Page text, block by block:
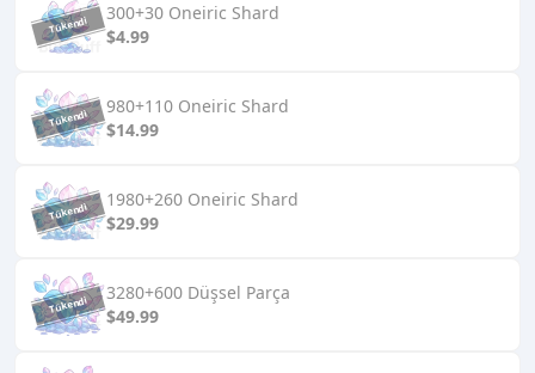
300+30 Oneiric Shard
$4.99
980+110 Oneiric Shard
$14.99
1980+260 Oneiric Shard
$29.99
3280+600 Düşsel Parça
$49.99